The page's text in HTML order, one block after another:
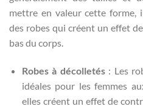
mettre en valeur cette forme,
des robes qui créent un effet
bas du corps.
Robes à décolletés: Les
idéales pour les femmes
elles créent un effet de